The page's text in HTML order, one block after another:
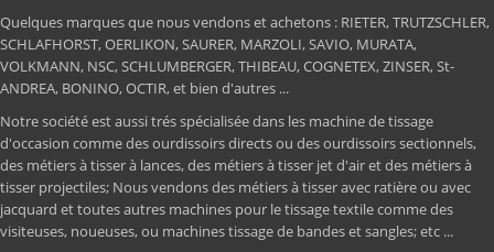
Quelques marques que nous vendons et achetons : RIETER, TRUTZSCHLER,
SCHLAFHORST, OERLIKON, SAURER, MARZOLI, SAVIO, MURATA,
VOLKMANN, NSC, SCHLUMBERGER, THIBEAU, COGNETEX, ZINSER, St-
ANDREA, BONINO, OCTIR, et bien d'autres ...
Notre société est aussi trés spécialisée dans les machine de tissage
d'occasion comme des ourdissoirs directs ou des ourdissoirs sectionnels,
des métiers à tisser à lances, des métiers à tisser jet d'air et des métiers à
tisser projectiles; Nous vendons des métiers à tisser avec ratière ou avec
jacquard et toutes autres machines pour le tissage textile comme des
visiteuses, noueuses, ou machines tissage de bandes et sangles; etc ...